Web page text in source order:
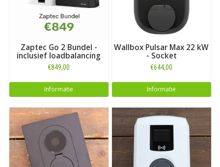
Zaptec Go 2 Bundel -
inclusief loadbalancing
€849,00
Informatie
Wallbox Pulsar Max 22 kW
- Socket
€644,00
Informatie